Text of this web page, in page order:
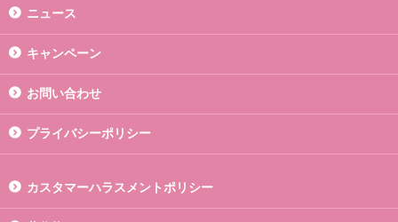
ニュース
キャンペーン
お問い合わせ
プライバシーポリシー
カスタマーハラスメントポリシー